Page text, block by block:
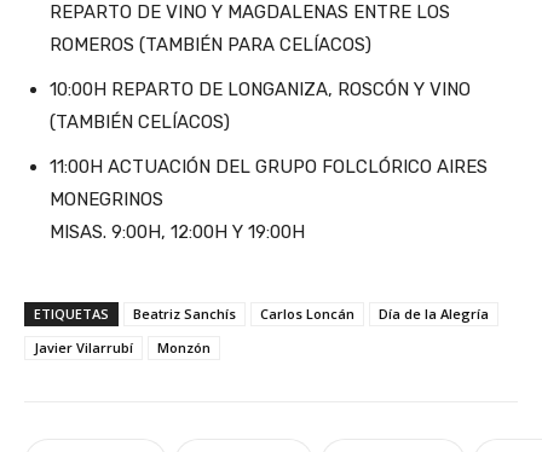
REPARTO DE VINO Y MAGDALENAS ENTRE LOS
ROMEROS (TAMBIÉN PARA CELÍACOS)
10:00H REPARTO DE LONGANIZA, ROSCÓN Y VINO
(TAMBIÉN CELÍACOS)
11:00H ACTUACIÓN DEL GRUPO FOLCLÓRICO AIRES
MONEGRINOS
MISAS. 9:00H, 12:00H Y 19:00H
ETIQUETAS Beatriz Sanchís Carlos Loncán
Día de la Alegría
Javier Vilarrubí
Monzón